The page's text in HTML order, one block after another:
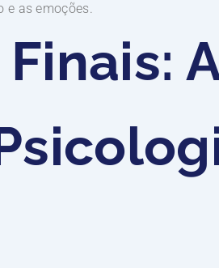
e as emoções.
A